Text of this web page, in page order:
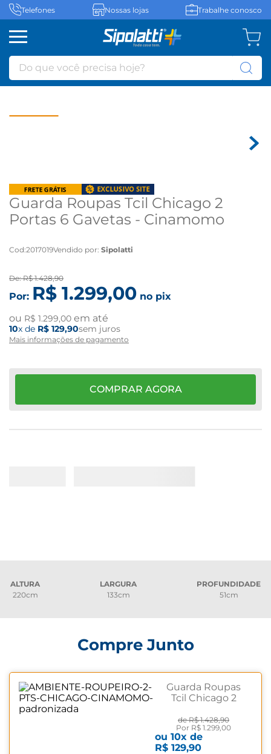
Telefones Nossas lojas Trabalhe conosco
Do que você precisa hoje?
Guarda Roupas Tcil Chicago 2
Portas 6 Gavetas - Cinamomo
Cod:2017019Vendido por: Sipolatti
De:R$ 1.428,90
Por: R$ 1.299,00 no pix
ou R$ 1.299,00 em até
10x de R$ 129,90sem juros
Mais informações de pagamento
COMPRAR AGORA
ALTURA
220cm
LARGURA
133cm
PROFUNDIDADE
51cm
Compre Junto
Guarda Roupas
Tcil Chicago 2
Cinamomo
deR$ 1.428,90
Por R$ 1.299,00
ou10x de
R$ 129,90